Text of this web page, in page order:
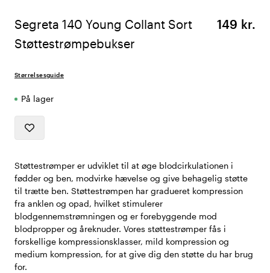
Segreta 140 Young Collant Sort
Støttestrømpebukser
149 kr.
Størrelsesguide
På lager
Støttestrømper er udviklet til at øge blodcirkulationen i
fødder og ben, modvirke hævelse og give behagelig støtte
til trætte ben. Støttestrømpen har gradueret kompression
fra anklen og opad, hvilket stimulerer
blodgennemstrømningen og er forebyggende mod
blodpropper og åreknuder. Vores støttestrømper fås i
forskellige kompressionsklasser, mild kompression og
medium kompression, for at give dig den støtte du har brug
for.